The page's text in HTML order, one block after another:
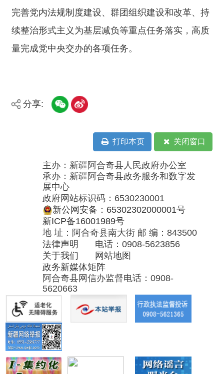
政府网站标识码：6530230001
新ICP备16001989号
地 址：阿合奇县南大街 邮 编：843500
法律声明
电话：0908-5623856